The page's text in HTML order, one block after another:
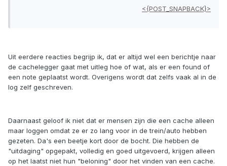
<{POST_SNAPBACK}>
Uit eerdere reacties begrijp ik, dat er altijd wel een berichtje naar
de cachelegger gaat met uitleg hoe of wat, als er een found of
een note geplaatst wordt. Overigens wordt dat zelfs vaak al in de
log zelf geschreven.
Daarnaast geloof ik niet dat er mensen zijn die een cache alleen
maar loggen omdat ze er zo lang voor in de trein/auto hebben
gezeten. Da's een beetje kort door de bocht. Die hebben de
"uitdaging" opgepakt, volledig en goed uitgevoerd, krijgen alleen
op het laatst niet hun "beloning" door het vinden van een cache.